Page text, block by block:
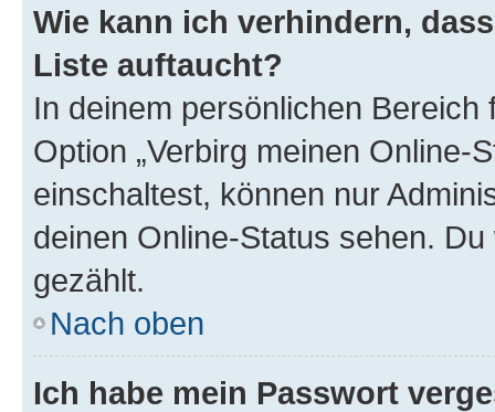
Wie kann ich verhindern,
Liste auftaucht?
In deinem persönlichen
Option „Verbirg meinen Online-
einschaltest, können nur
deinen Online-Status sehen.
gezählt.
Nach oben
Ich habe mein Passwort